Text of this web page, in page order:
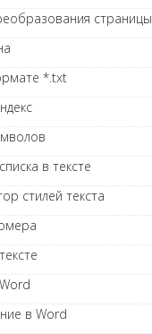
страницы
*.txt
в тексте
стилей текста
в Word